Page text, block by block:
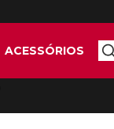
ACESSÓRIOS